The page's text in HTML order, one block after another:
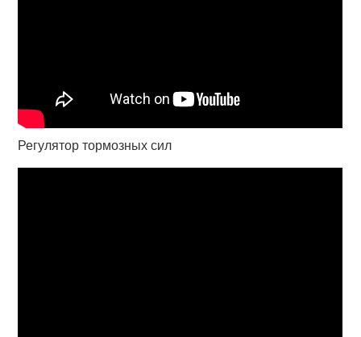
Регулятор тормозных сил